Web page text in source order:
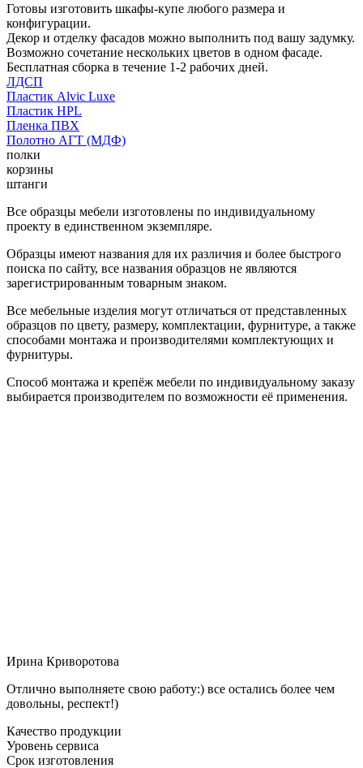
Готовы изготовить шкафы-купе любого размера и
конфигурации.
Декор и отделку фасадов можно выполнить под вашу задумку.
Возможно сочетание нескольких цветов в одном фасаде.
Бесплатная сборка в течение 1-2 рабочих дней.
ЛДСП
Пластик Alvic Luxe
Пластик HPL
Пленка ПВХ
Полотно АГТ (МДФ)
полки
корзины
штанги
Все образцы мебели изготовлены по индивидуальному
проекту в единственном экземпляре.
Образцы имеют названия для их различия и более быстрого
поиска по сайту, все названия образцов не являются
зарегистрированным товарным знаком.
Все мебельные изделия могут отличаться от представленных
образцов по цвету, размеру, комплектации, фурнитуре, а также
способами монтажа и производителями комплектующих и
фурнитуры.
Способ монтажа и крепёж мебели по индивидуальному заказу
выбирается производителем по возможности её применения.
Ирина Криворотова
Отлично выполняете свою работу:) все остались более чем
довольны, респект!)
Качество продукции
Уровень сервиса
Срок изготовления